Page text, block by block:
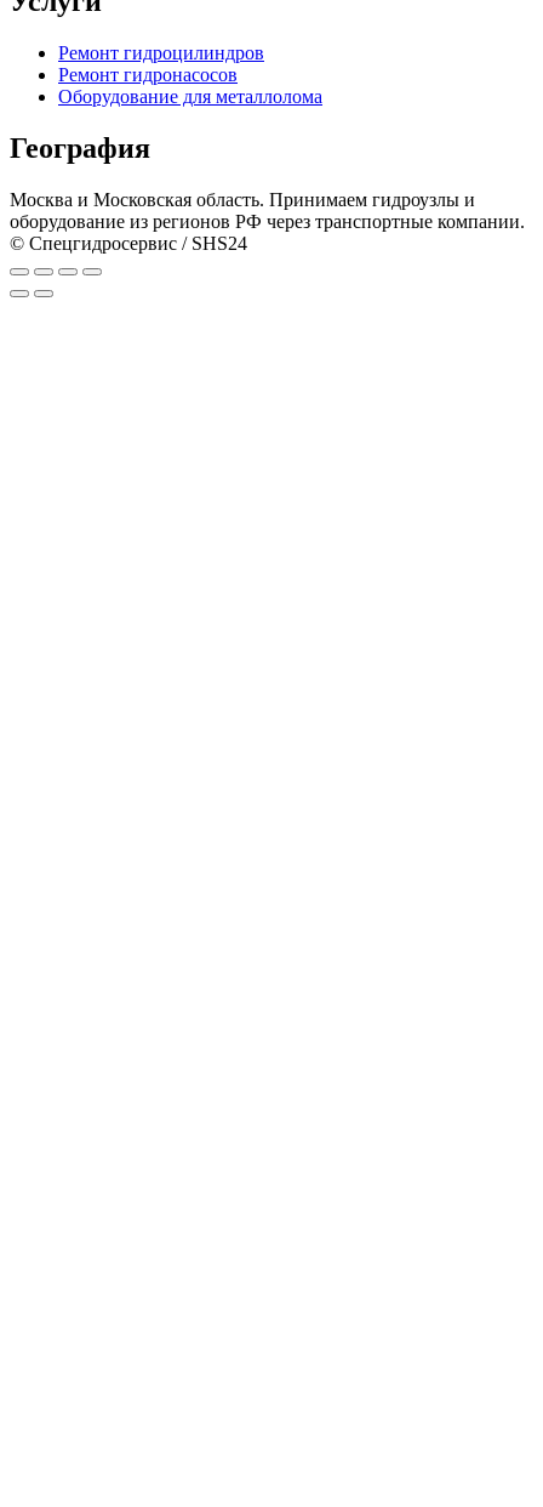
Ремонт гидроцилиндров
Ремонт гидронасосов
Оборудование для металлолома
География
Москва и Московская область. Принимаем гидроузлы и
оборудование из регионов РФ через транспортные компании.
© Спецгидросервис / SHS24